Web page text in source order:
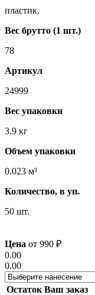
пластик,
Вес брутто (1 шт.)
78
Артикул
24999
Вес упаковки
3.9 кг
Объем упаковки
0.023 м³
Количество, в уп.
50 шт.
Цена от 990 ₽
0.00
0.00
Остаток Ваш заказ